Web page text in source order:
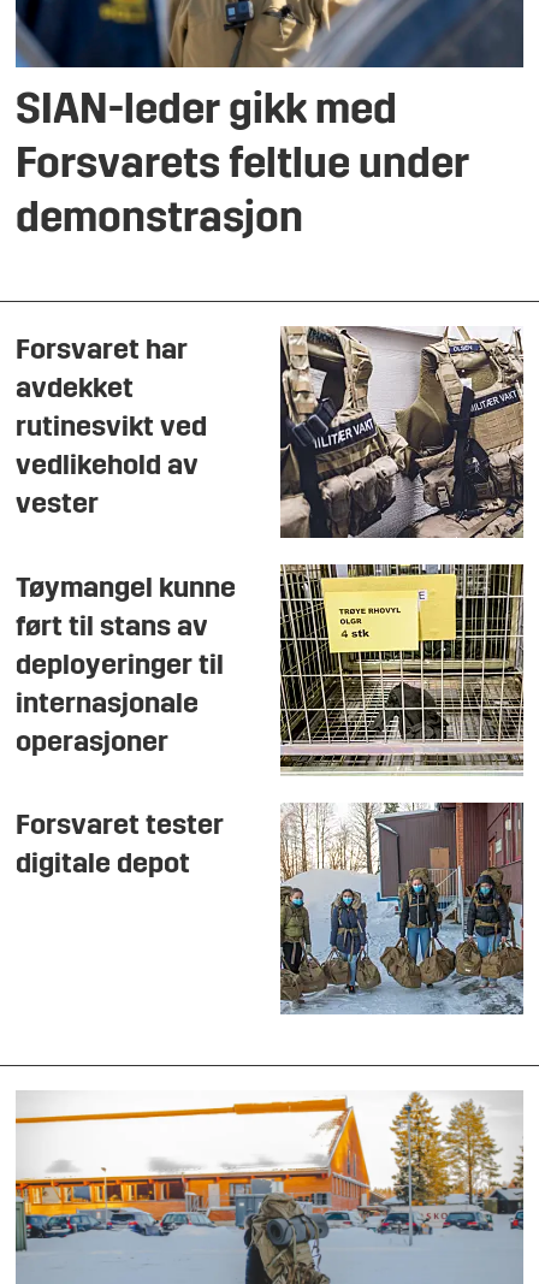
SIAN-leder gikk med
Forsvarets feltlue under
demonstrasjon
Forsvaret har
avdekket
rutinesvikt ved
vedlikehold av
vester
Tøymangel kunne
ført til stans av
deployeringer til
internasjonale
operasjoner
Forsvaret tester
digitale depot